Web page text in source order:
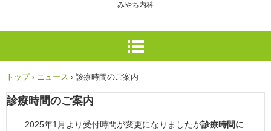
みやち内科
トップ › ニュース › 診療時間のご案内
診療時間のご案内
2025年1月より受付時間が変更になりましたが診療時間に